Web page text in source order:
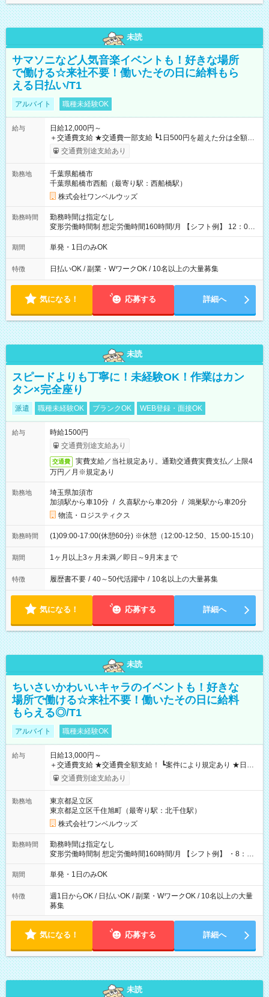
未読
サマソニなど人気音楽イベントも！好きな場所
で働ける☆来社不要！働いたその日に給料もら
える日払い/T1
アルバイト 職種未経験OK
給与
日給12,000円～
＋交通費支給 ★交通費一部支給 ┗1日500円を超えた分は全額支
給！ ※往復500円以内の方は自己負担となります ★日払いOK！
（規定あり） ┗働いたその日に現金GET♪ お仕事後はコンビニ
なし
交通費別途支給あり
勤務地
千葉県船橋市
千葉県船橋市西船（最寄り駅：西船橋駅）
株式会社ワンベルウッズ
勤務時間
勤務時間は指定なし
変形労働時間制 想定労働時間160時間/月 【シフト例】 12：00
～22：00
期間 単発・1日のみOK
特徴 日払いOK / 副業・WワークOK / 10名以上の大量募集
気になる！ 応募する 詳細へ
未読
スピードよりも丁寧に！未経験OK！作業はカン
タン×完全座り
派遣 職種未経験OK ブランクOK WEB登録・面接OK
給与
時給1500円
交通費別途支給あり
交通費
実費支給／当社規定あり。通勤交通費実費支払／上限4
万円／月※規定あり
勤務地
埼玉県加須市
加須駅から車10分 / 久喜駅から車20分 / 鴻巣駅から車20分
物流・ロジスティクス
勤務時間 (1)09:00-17:00(休憩60分) ※休憩（12:00-12:50、15:00-15:10）
期間 1ヶ月以上3ヶ月未満／即日～9月末まで
特徴 履歴書不要 / 40～50代活躍中 / 10名以上の大量募集
気になる！ 応募する 詳細へ
未読
ちいさいかわいいキャラのイベントも！好きな
場所で働ける☆来社不要！働いたその日に給料
もらえる◎/T1
アルバイト 職種未経験OK
給与
日給13,000円～
＋交通費支給 ★交通費全額支給！ ┗案件により規定あり ★日払
いOK！（規定あり） ┗働いたその日に現金GET♪ お仕事後はコ
ンビニATMから 日払い分を引き落とせます！ 【試用期間】試
交通費別途支給あり
勤務地
東京都足立区
東京都足立区千住旭町（最寄り駅：北千住駅）
株式会社ワンベルウッズ
勤務時間
勤務時間は指定なし
変形労働時間制 想定労働時間160時間/月 【シフト例】 ・8：00
～21：00
期間 単発・1日のみOK
特徴
週1日からOK / 日払いOK / 副業・WワークOK / 10名以上の大量
募集
気になる！ 応募する 詳細へ
未読